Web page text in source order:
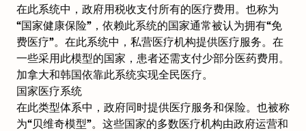
在此系统中，政府用税收支付所有的医疗费用。也称为
“国家健康保险”，依赖此系统的国家通常被认为拥有“免
费医疗”。在此系统中，私营医疗机构提供医疗服务。在
一些采用此模型的国家，患者还需支付少部分医药费用。
加拿大和韩国依靠此系统实现全民医疗。
国家医疗系统
在此类型体系中，政府同时提供医疗服务和保险。也被称
为“贝维奇模型”。这些国家的多数医疗机构由政府运营和